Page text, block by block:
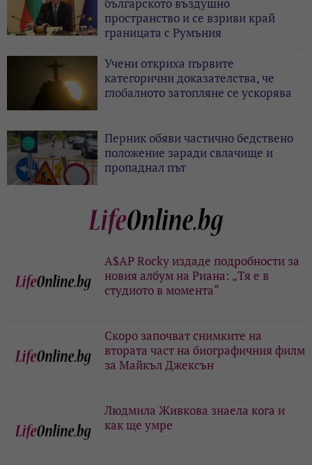
пространство и се взриви край
границата с Румъния
Учени откриха първите
категорични доказателства, че
глобалното затопляне се ускорява
Перник обяви частично бедствено
положение заради свлачище и
пропаднал път
A$AP Rocky издаде подробности за
новия албум на Риана: „Тя е в
студиото в момента“
Скоро започват снимките на
втората част на биографичния филм
за Майкъл Джексън
Людмила Живкова знаела кога и
как ще умре